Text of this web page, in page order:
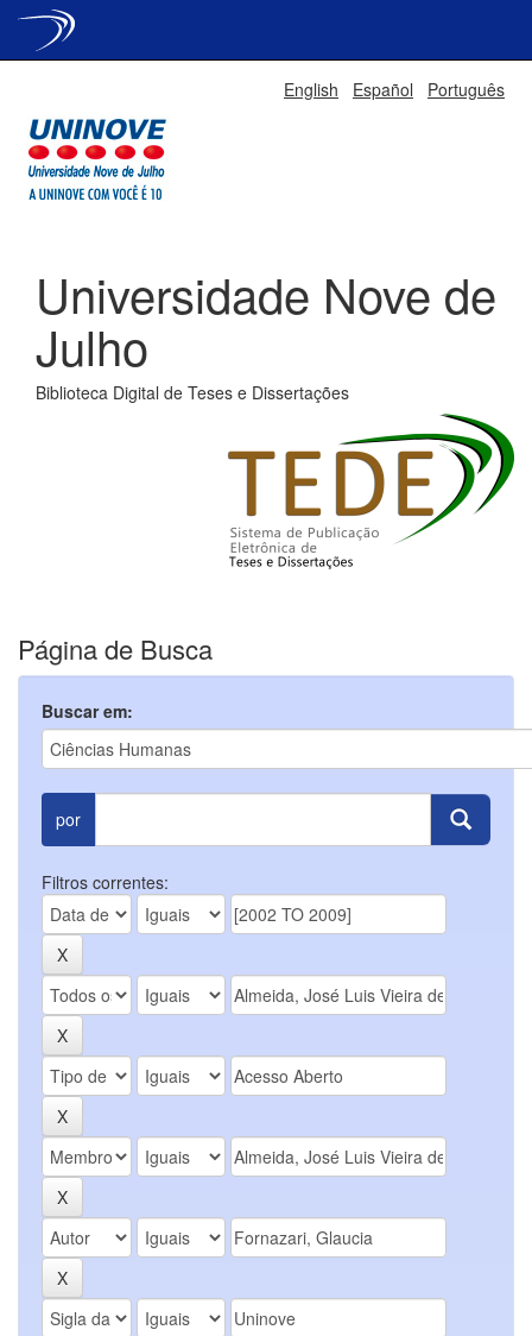
English Español Português
Universidade Nove de
Julho
Biblioteca Digital de Teses e Dissertações
Página de Busca
Buscar em:
por
Filtros correntes: